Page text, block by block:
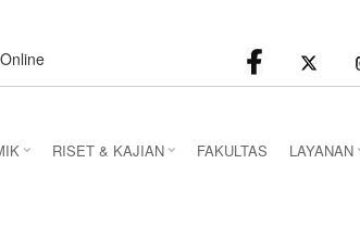
facebook
RISET & KAJIAN FAKULTAS LAYANAN